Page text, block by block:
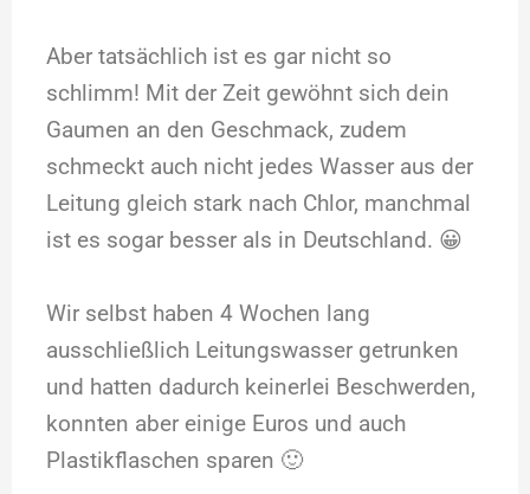
Aber tatsächlich ist es gar nicht so
schlimm! Mit der Zeit gewöhnt sich dein
Gaumen an den Geschmack, zudem
schmeckt auch nicht jedes Wasser aus der
Leitung gleich stark nach Chlor, manchmal
ist es sogar besser als in Deutschland. 😀
Wir selbst haben 4 Wochen lang
ausschließlich Leitungswasser getrunken
und hatten dadurch keinerlei Beschwerden,
konnten aber einige Euros und auch
Plastikflaschen sparen 🙂